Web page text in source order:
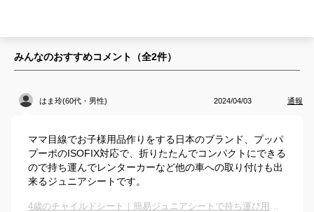
みんなのおすすめコメント（全2件）
はま玲(60代・男性) 2024/04/03 通報
ママ目線でお子様用品作りをする日本のブランド、プッパ
プーポのISOFIX対応で、折りたたんでコンパクトにできる
ので持ち運んでレンターカーなど他の車への取り付けも出
来るジュニアシートです。
4歳のチャイルドシート｜簡易ジュニアシートで持ち運び用のおすすめは？